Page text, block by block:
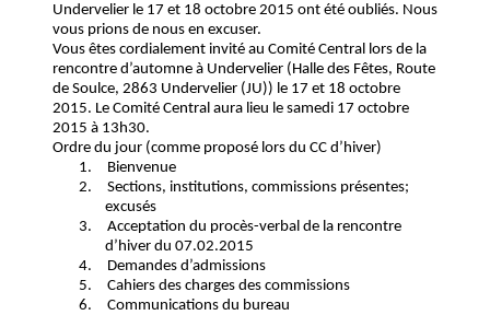
Undervelier le 17 et 18 octobre 2015 ont été oubliés. Nous
vous prions de nous en excuser.
Vous êtes cordialement invité au Comité Central lors de la
rencontre d’automne à Undervelier (Halle des Fêtes, Route
de Soulce, 2863 Undervelier (JU)) le 17 et 18 octobre
2015. Le Comité Central aura lieu le samedi 17 octobre
2015 à 13h30.
Ordre du jour (comme proposé lors du CC d’hiver)
1.
Bienvenue
2.
Sections, institutions, commissions présentes;
excusés
3.
Acceptation du procès-verbal de la rencontre
d’hiver du 07.02.2015
4.
Demandes d’admissions
5.
Cahiers des charges des commissions
6.
Communications du bureau